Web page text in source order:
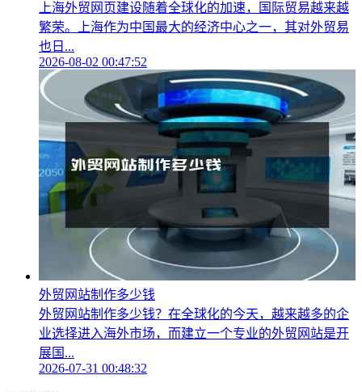
上海外贸网页建设随着全球化的加速，国际贸易越来越
繁荣。上海作为中国最大的经济中心之一，其对外贸易
也日...
2026-08-02 00:47:52
外贸网站制作多少钱
外贸网站制作多少钱？在全球化的今天，越来越多的企
业选择进入海外市场，而建立一个专业的外贸网站是开
展国...
2026-07-31 00:48:32